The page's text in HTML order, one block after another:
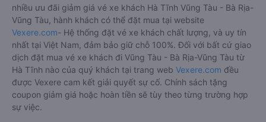
nhiều ưu đãi giảm giá vé xe khách Hà Tĩnh Vũng Tàu - Bà Rịa-
Vũng Tàu, hành khách có thể đặt mua tại website
Vexere.com- Hệ thống đặt vé xe khách chất lượng, và uy tín
nhất tại Việt Nam, đảm bảo giữ chỗ 100%. Đối với bất cứ giao
dịch đặt mua vé xe khách đi Vũng Tàu - Bà Rịa-Vũng Tàu từ
Hà Tĩnh nào của quý khách tại trang web Vexere.com đều
được Vexere cam kết giải quyết sự cố. Chính sách tặng
coupon giảm giá hoặc hoàn tiền sẽ tùy theo từng trường hợp
sự việc.